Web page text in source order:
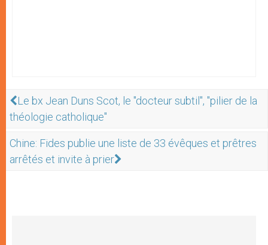
Le bx Jean Duns Scot, le "docteur subtil", "pilier de la
théologie catholique"
Chine: Fides publie une liste de 33 évêques et prêtres
arrêtés et invite à prier